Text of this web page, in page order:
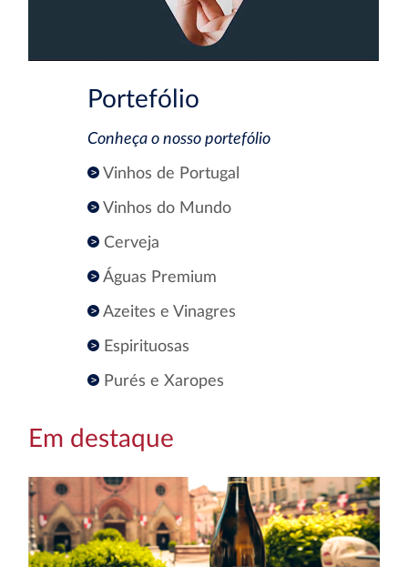
Portefólio
Conheça o nosso portefólio
Vinhos de Portugal
Vinhos do Mundo
Cerveja
Águas Premium
Azeites e Vinagres
Espirituosas
Purés e Xaropes
Em destaque